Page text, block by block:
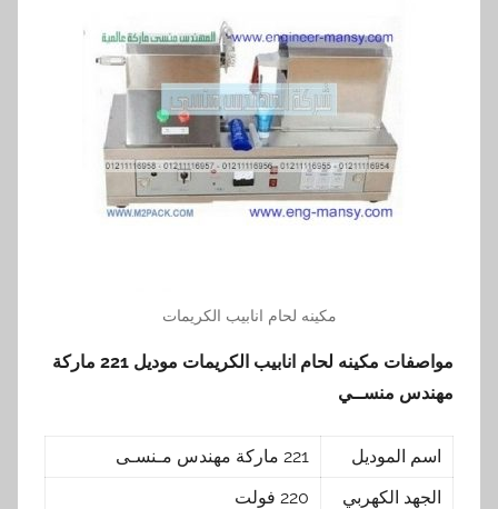
مكينه لحام انابيب الكريمات
مواصفات مكينه لحام انابيب الكريمات
موديل 221 ماركة
مهندس منســي
اسم الموديل
221 ماركة مهندس مـنسـى
الجهد الكهربي
220 فولت